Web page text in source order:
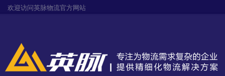
欢迎访问英脉物流官方网站